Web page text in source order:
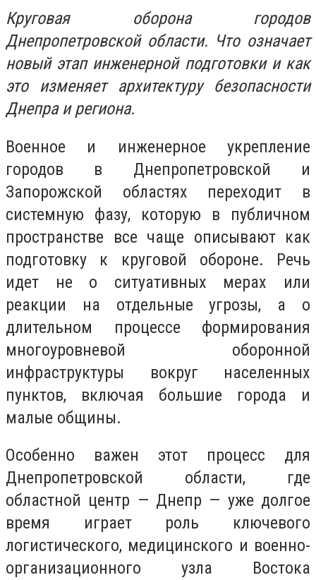
Круговая оборона городов
Днепропетровской области. Что означает
новый этап инженерной подготовки и как
это изменяет архитектуру безопасности
Днепра и региона.
Военное и инженерное укрепление
городов в Днепропетровской и
Запорожской областях переходит в
системную фазу, которую в публичном
пространстве все чаще описывают как
подготовку к круговой обороне. Речь
идет не о ситуативных мерах или
реакции на отдельные угрозы, а о
длительном процессе формирования
многоуровневой оборонной
инфраструктуры вокруг населенных
пунктов, включая большие города и
малые общины.
Особенно важен этот процесс для
Днепропетровской области, где
областной центр — Днепр — уже долгое
время играет роль ключевого
логистического, медицинского и военно-
организационного узла Востока